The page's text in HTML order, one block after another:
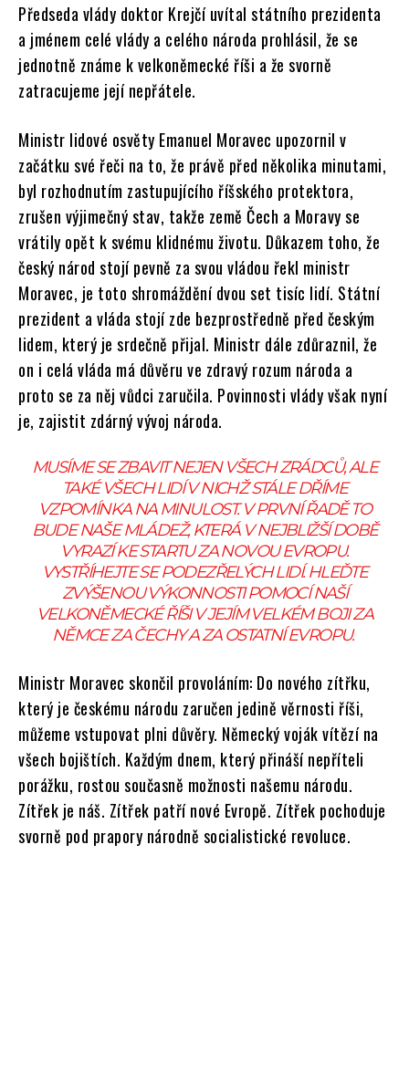
Předseda vlády doktor Krejčí uvítal státního prezidenta
a jménem celé vlády a celého národa prohlásil, že se
jednotně známe k velkoněmecké říši a že svorně
zatracujeme její nepřátele.
Ministr lidové osvěty Emanuel Moravec upozornil v
začátku své řeči na to, že právě před několika minutami,
byl rozhodnutím zastupujícího říšského protektora,
zrušen výjimečný stav, takže země Čech a Moravy se
vrátily opět k svému klidnému životu. Důkazem toho, že
český národ stojí pevně za svou vládou řekl ministr
Moravec, je toto shromáždění dvou set tisíc lidí. Státní
prezident a vláda stojí zde bezprostředně před českým
lidem, který je srdečně přijal. Ministr dále zdůraznil, že
on i celá vláda má důvěru ve zdravý rozum národa a
proto se za něj vůdci zaručila. Povinnosti vlády však nyní
je, zajistit zdárný vývoj národa.
MUSÍME SE ZBAVIT NEJEN VŠECH ZRÁDCŮ, ALE
TAKÉ VŠECH LIDÍ V NICHŽ STÁLE DŘÍME
VZPOMÍNKA NA MINULOST. V PRVNÍ ŘADĚ TO
BUDE NAŠE MLÁDEŽ, KTERÁ V NEJBLIŽŠÍ DOBĚ
VYRAZÍ KE STARTU ZA NOVOU EVROPU.
VYSTŘÍHEJTE SE PODEZŘELÝCH LIDÍ. HLEĎTE
ZVÝŠENOU VÝKONNOSTI POMOCÍ NAŠÍ
VELKONĚMECKÉ ŘÍŠI V JEJÍM VELKÉM BOJI ZA
NĚMCE ZA ČECHY A ZA OSTATNÍ EVROPU.
Ministr Moravec skončil provoláním: Do nového zítřku,
který je českému národu zaručen jedině věrnosti říši,
můžeme vstupovat plni důvěry. Německý voják vítězí na
všech bojištích. Každým dnem, který přináší nepříteli
porážku, rostou současně možnosti našemu národu.
Zítřek je náš. Zítřek patří nové Evropě. Zítřek pochoduje
svorně pod prapory národně socialistické revoluce.